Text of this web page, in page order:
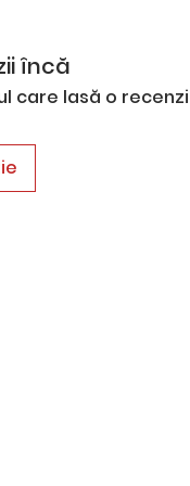
încă
care lasă o